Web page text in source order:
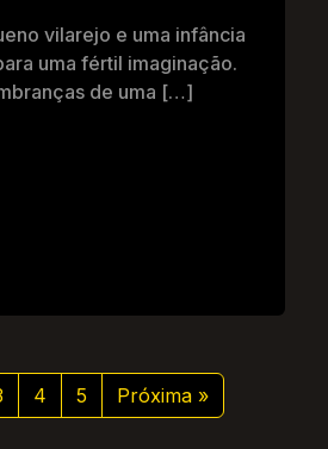
vilarejo e uma infância
uma fértil imaginação.
de uma […]
4 5 Próxima »